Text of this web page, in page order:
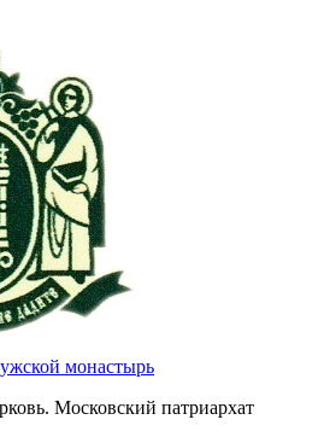
монастырь
Московский патриархат